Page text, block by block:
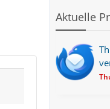
Aktuelle